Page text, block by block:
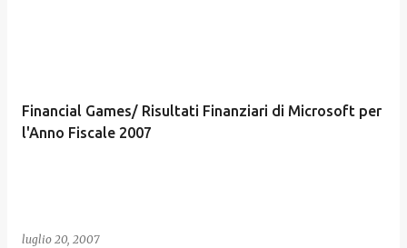
Financial Games/ Risultati Finanziari di Microsoft per
l'Anno Fiscale 2007
luglio 20, 2007